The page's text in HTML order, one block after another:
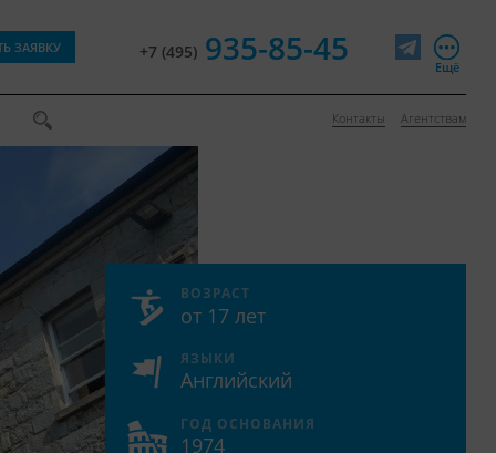
ЗАЯВКУ +7 (495) 935-85-45 Ещё
Контакты Агентствам
ВОЗРАСТ
от 17 лет
ЯЗЫКИ
Английский
ГОД ОСНОВАНИЯ
1974